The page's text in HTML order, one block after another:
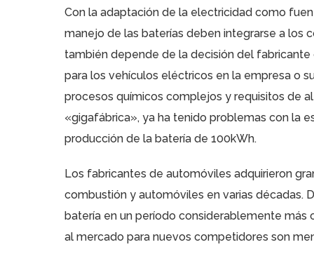
Con la adaptación de la electricidad como
manejo de las baterías deben integrarse a los
también depende de la decisión del
para los vehículos eléctricos en la empresa o
procesos químicos complejos y requisitos de
«gigafábrica», ya ha tenido problemas con la
producción de la batería de 100kWh.
Los fabricantes de automóviles adquirieron
combustión y automóviles en varias décadas.
batería en un período considerablemente más
al mercado para nuevos competidores son